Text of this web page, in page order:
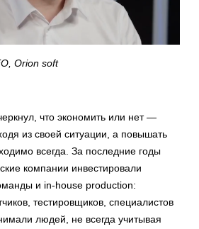
Orion soft
что экономить или нет —
из своей ситуации, а повышать
всегда. За последние годы
компании инвестировали
и in-house production:
тестировщиков, специалистов
людей, не всегда учитывая